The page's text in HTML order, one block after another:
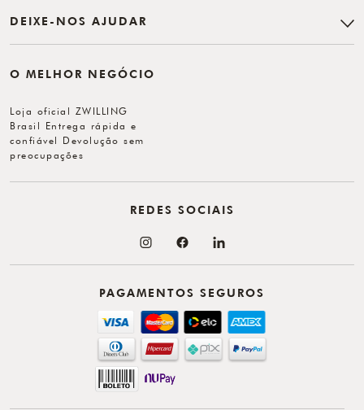
DEIXE-NOS AJUDAR
O MELHOR NEGÓCIO
Loja oficial ZWILLING
Brasil Entrega rápida e
confiável Devolução sem
preocupações
PAGAMENTOS SEGUROS
REDES SOCIAIS